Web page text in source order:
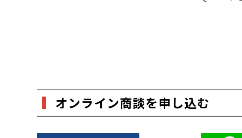
オンライン商談を申し込む